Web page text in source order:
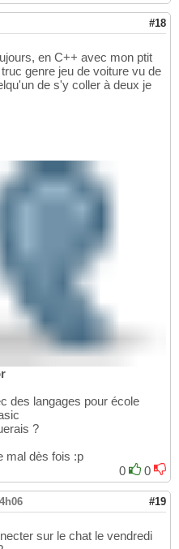
#18
en C++ avec mon ptit
genre jeu de voiture vu de
de s'y coller à deux je
des langages pour école
?
mal dès fois :p
0
0
#19
sur le chat le vendredi